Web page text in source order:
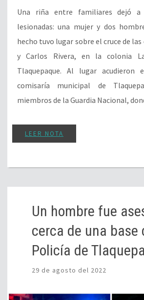
Una riña entre familiares dejó a
lesionadas: una mujer y dos
hecho tuvo lugar sobre el cruce de las
y Carlos Rivera, en la colonia
Tlaquepaque. Al lugar acudieron
comisaría municipal de
miembros de la Guardia Nacional,
LEER NOTA
Un hombre fue
cerca de una base
Policía de
29 de agosto del 2022